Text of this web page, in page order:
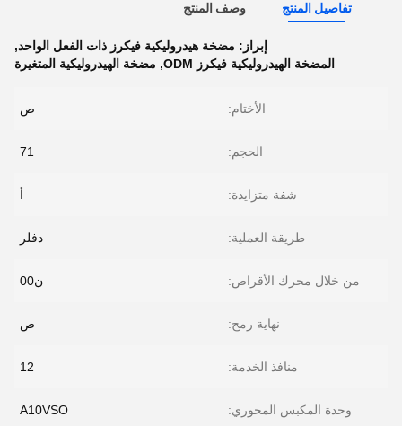
تفاصيل المنتج وصف المنتج
إبراز: مضخة هيدروليكية فيكرز ذات الفعل الواحد,
المضخة الهيدروليكية فيكرز ODM
, مضخة الهيدروليكية المتغيرة
الأختام: ص
الحجم: 71
شفة متزايدة: أ
طريقة العملية: دفلر
من خلال محرك الأقراص: ن00
نهاية رمح: ص
منافذ الخدمة: 12
وحدة المكبس المحوري: A10VSO